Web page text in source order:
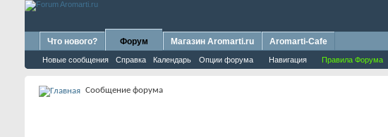
Что нового? Форум
Новые сообщения Справка Календарь Опции форума Навигация Правила Форума
Магазин Aromarti.ru Aromarti-Cafe
Сообщение форума